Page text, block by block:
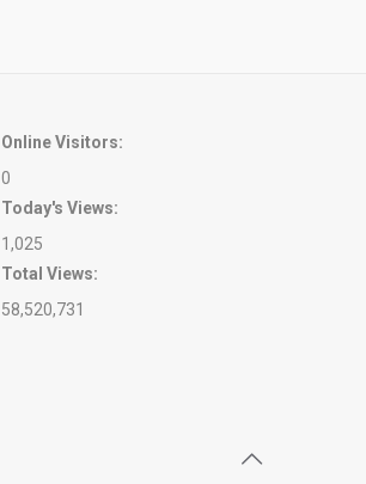
Online Visitors:
0
Today's Views:
1,025
Total Views:
58,520,731